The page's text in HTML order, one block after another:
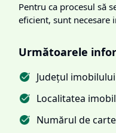
Pentru ca procesul să
eficient, sunt necesare
Următoarele
Județul imobilului
Localitatea
Numărul de